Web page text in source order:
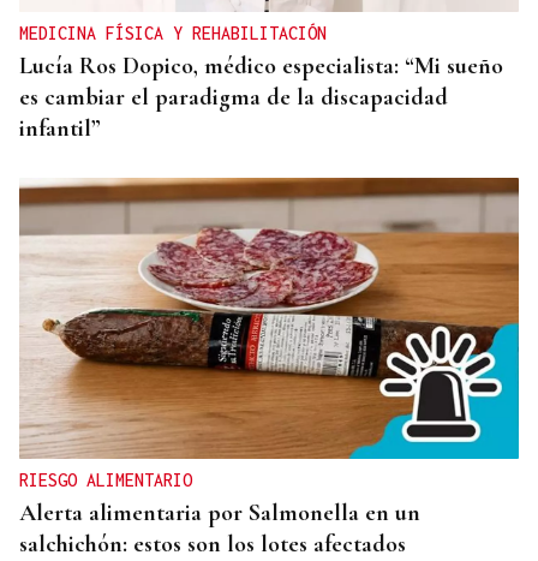
MEDICINA FÍSICA Y REHABILITACIÓN
Lucía Ros Dopico, médico especialista: “Mi sueño
es cambiar el paradigma de la discapacidad
infantil”
RIESGO ALIMENTARIO
Alerta alimentaria por Salmonella en un
salchichón: estos son los lotes afectados